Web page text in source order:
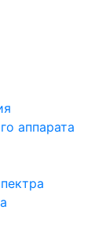
аппарата